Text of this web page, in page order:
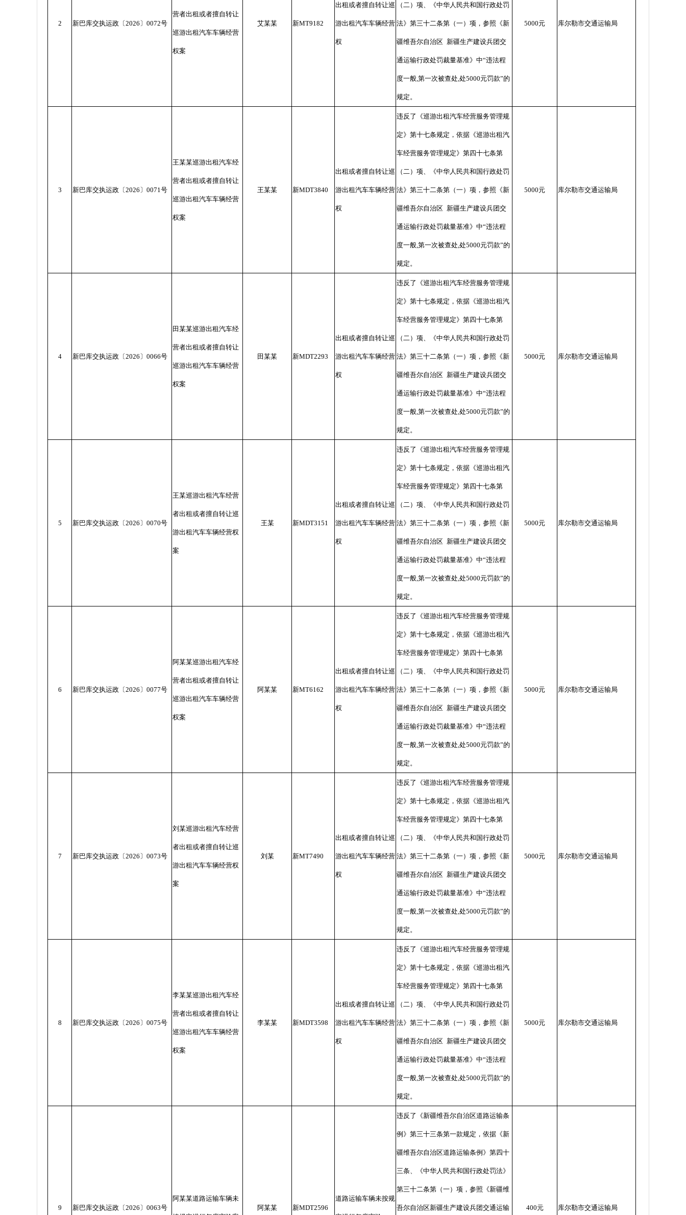
2 新巴库交执运政〔2026 〕 0072号
营者出租或者擅自转让
巡游出租汽车车辆经营
权案
艾某某 新MT9182
出租或者擅自转让巡
游出租汽车车辆经营
权
（二）项、《中华人民共和国行政处罚
法》第三十二条第（一）项，参照《新
疆维吾尔自治区 新疆生产建设兵团交
通运输行政处罚裁量基准》中“违法程
度一般,第一次被查处,处5000元罚款”的
规定。
5000元 库尔勒市交通运输局
3 新巴库交执运政〔2026 〕 0071号
王某某巡游出租汽车经
营者出租或者擅自转让
巡游出租汽车车辆经营
权案
王某某 新MDT3840
出租或者擅自转让巡
游出租汽车车辆经营
权
违反了《巡游出租汽车经营服务管理规
定》第十七条规定，依据《巡游出租汽
车经营服务管理规定》第四十七条第
（二）项、《中华人民共和国行政处罚
法》第三十二条第（一）项，参照《新
疆维吾尔自治区 新疆生产建设兵团交
通运输行政处罚裁量基准》中“违法程
度一般,第一次被查处,处5000元罚款”的
规定。
5000元 库尔勒市交通运输局
4 新巴库交执运政〔2026 〕 0066号
田某某巡游出租汽车经
营者出租或者擅自转让
巡游出租汽车车辆经营
权案
田某某 新MDT2293
出租或者擅自转让巡
游出租汽车车辆经营
权
违反了《巡游出租汽车经营服务管理规
定》第十七条规定，依据《巡游出租汽
车经营服务管理规定》第四十七条第
（二）项、《中华人民共和国行政处罚
法》第三十二条第（一）项，参照《新
疆维吾尔自治区 新疆生产建设兵团交
通运输行政处罚裁量基准》中“违法程
度一般,第一次被查处,处5000元罚款”的
规定。
5000元 库尔勒市交通运输局
5 新巴库交执运政〔2026 〕 0070号
王某巡游出租汽车经营
者出租或者擅自转让巡
游出租汽车车辆经营权
案
王某 新MDT3151
出租或者擅自转让巡
游出租汽车车辆经营
权
违反了《巡游出租汽车经营服务管理规
定》第十七条规定，依据《巡游出租汽
车经营服务管理规定》第四十七条第
（二）项、《中华人民共和国行政处罚
法》第三十二条第（一）项，参照《新
疆维吾尔自治区 新疆生产建设兵团交
通运输行政处罚裁量基准》中“违法程
度一般,第一次被查处,处5000元罚款”的
规定。
5000元 库尔勒市交通运输局
6 新巴库交执运政〔2026 〕 0077号
阿某某巡游出租汽车经
营者出租或者擅自转让
巡游出租汽车车辆经营
权案
阿某某 新MT6162
出租或者擅自转让巡
游出租汽车车辆经营
权
违反了《巡游出租汽车经营服务管理规
定》第十七条规定，依据《巡游出租汽
车经营服务管理规定》第四十七条第
（二）项、《中华人民共和国行政处罚
法》第三十二条第（一）项，参照《新
疆维吾尔自治区 新疆生产建设兵团交
通运输行政处罚裁量基准》中“违法程
度一般,第一次被查处,处5000元罚款”的
规定。
5000元 库尔勒市交通运输局
7 新巴库交执运政〔2026 〕 0073号
刘某巡游出租汽车经营
者出租或者擅自转让巡
游出租汽车车辆经营权
案
刘某 新MT7490
出租或者擅自转让巡
游出租汽车车辆经营
权
违反了《巡游出租汽车经营服务管理规
定》第十七条规定，依据《巡游出租汽
车经营服务管理规定》第四十七条第
（二）项、《中华人民共和国行政处罚
法》第三十二条第（一）项，参照《新
疆维吾尔自治区 新疆生产建设兵团交
通运输行政处罚裁量基准》中“违法程
度一般,第一次被查处,处5000元罚款”的
规定。
5000元 库尔勒市交通运输局
8 新巴库交执运政〔2026 〕 0075号
李某某巡游出租汽车经
营者出租或者擅自转让
巡游出租汽车车辆经营
权案
李某某 新MDT3598
出租或者擅自转让巡
游出租汽车车辆经营
权
违反了《巡游出租汽车经营服务管理规
定》第十七条规定，依据《巡游出租汽
车经营服务管理规定》第四十七条第
（二）项、《中华人民共和国行政处罚
法》第三十二条第（一）项，参照《新
疆维吾尔自治区 新疆生产建设兵团交
通运输行政处罚裁量基准》中“违法程
度一般,第一次被查处,处5000元罚款”的
规定。
5000元 库尔勒市交通运输局
9 新巴库交执运政〔2026 〕 0063号
阿某某道路运输车辆未
阿某某 新MDT2596
道路运输车辆未按规
违反了《新疆维吾尔自治区道路运输条
例》第三十三条第一款规定，依据《新
疆维吾尔自治区道路运输条例》第四十
三条、《中华人民共和国行政处罚法》
第三十二条第（一）项，参照《新疆维
吾尔自治区新疆生产建设兵团交通运输 400元 库尔勒市交通运输局